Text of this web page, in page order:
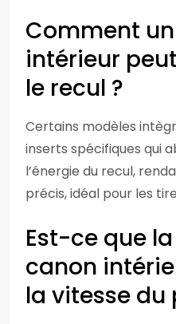
Comment
intérieur
le recul ?
Certains modèles
inserts spécifiques qui
l’énergie du recul,
précis, idéal pour les
Est-ce que
canon
la vitesse du